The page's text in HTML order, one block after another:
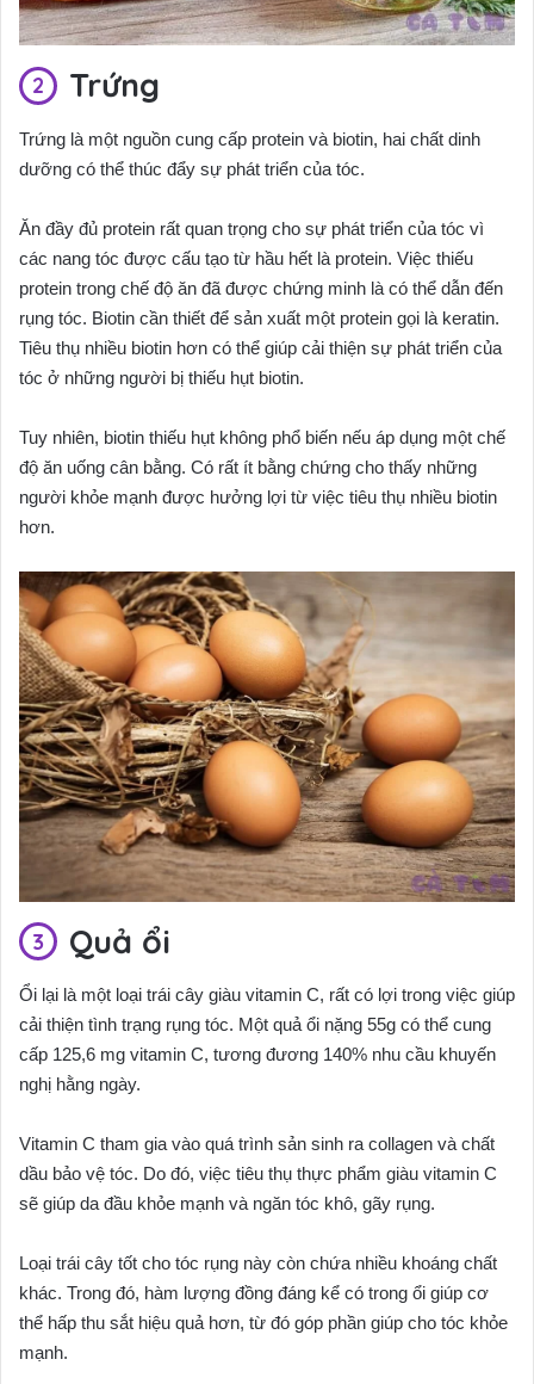
Trứng
Trứng là một nguồn cung cấp protein và biotin, hai chất dinh
dưỡng có thể thúc đẩy sự phát triển của tóc.
Ăn đầy đủ protein rất quan trọng cho sự phát triển của tóc vì
các nang tóc được cấu tạo từ hầu hết là protein. Việc thiếu
protein trong chế độ ăn đã được chứng minh là có thể dẫn đến
rụng tóc. Biotin cần thiết để sản xuất một protein gọi là keratin.
Tiêu thụ nhiều biotin hơn có thể giúp cải thiện sự phát triển của
tóc ở những người bị thiếu hụt biotin.
Tuy nhiên, biotin thiếu hụt không phổ biến nếu áp dụng một chế
độ ăn uống cân bằng. Có rất ít bằng chứng cho thấy những
người khỏe mạnh được hưởng lợi từ việc tiêu thụ nhiều biotin
hơn.
Quả ổi
Ổi lại là một loại trái cây giàu vitamin C, rất có lợi trong việc giúp
cải thiện tình trạng rụng tóc. Một quả ổi nặng 55g có thể cung
cấp 125,6 mg vitamin C, tương đương 140% nhu cầu khuyến
dầu bảo vệ tóc. Do đó, việc tiêu thụ thực phẩm giàu vitamin C
khác. Trong đó, hàm lượng đồng đáng kể có trong ổi giúp cơ
thể hấp thu sắt hiệu quả hơn, từ đó góp phần giúp cho tóc khỏe
mạnh.